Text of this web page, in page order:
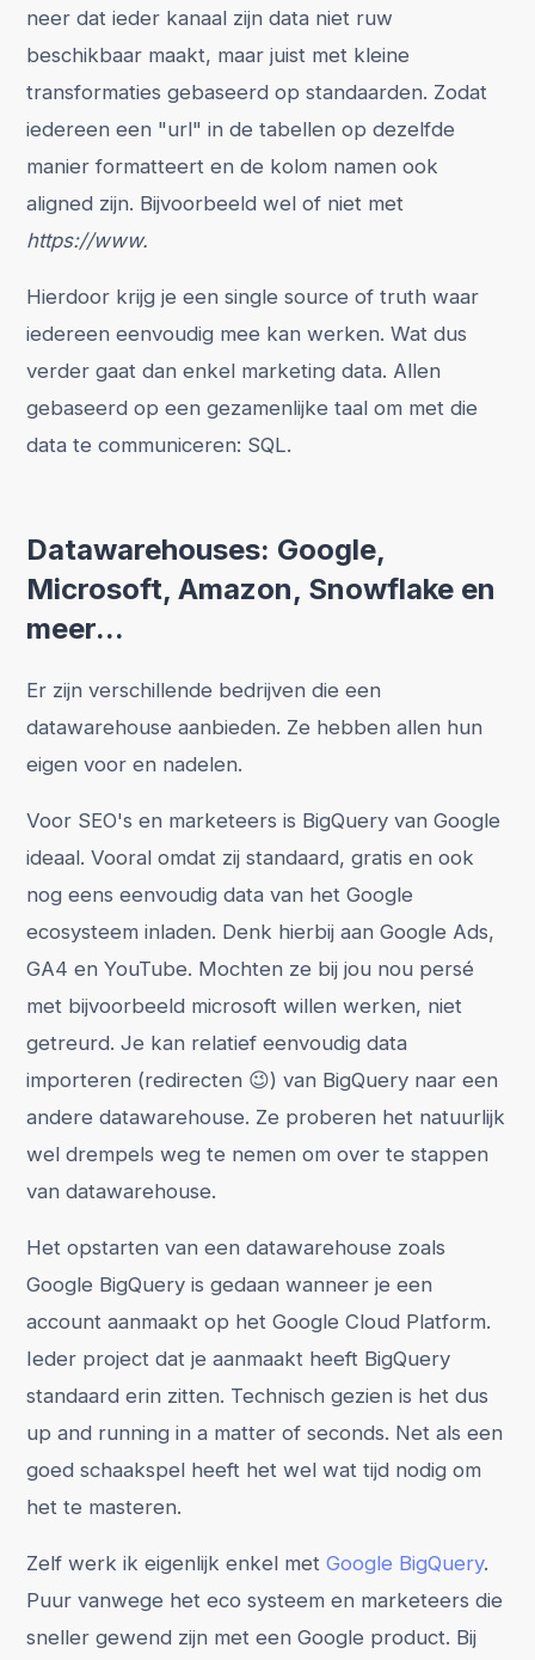
neer dat ieder kanaal zijn data niet ruw
beschikbaar maakt, maar juist met kleine
transformaties gebaseerd op standaarden. Zodat
iedereen een "url" in de tabellen op dezelfde
manier formatteert en de kolom namen ook
aligned zijn. Bijvoorbeeld wel of niet met
https://www.
Hierdoor krijg je een single source of truth waar
iedereen eenvoudig mee kan werken. Wat dus
verder gaat dan enkel marketing data. Allen
gebaseerd op een gezamenlijke taal om met die
data te communiceren: SQL.
Datawarehouses: Google,
Microsoft, Amazon, Snowflake en
meer...
Er zijn verschillende bedrijven die een
datawarehouse aanbieden. Ze hebben allen hun
eigen voor en nadelen.
Voor SEO's en marketeers is BigQuery van Google
ideaal. Vooral omdat zij standaard, gratis en ook
nog eens eenvoudig data van het Google
ecosysteem inladen. Denk hierbij aan Google Ads,
GA4 en YouTube. Mochten ze bij jou nou persé
met bijvoorbeeld microsoft willen werken, niet
getreurd. Je kan relatief eenvoudig data
importeren (redirecten 😉) van BigQuery naar een
andere datawarehouse. Ze proberen het natuurlijk
wel drempels weg te nemen om over te stappen
van datawarehouse.
Het opstarten van een datawarehouse zoals
Google BigQuery is gedaan wanneer je een
account aanmaakt op het Google Cloud Platform.
Ieder project dat je aanmaakt heeft BigQuery
standaard erin zitten. Technisch gezien is het dus
up and running in a matter of seconds. Net als een
goed schaakspel heeft het wel wat tijd nodig om
het te masteren.
Zelf werk ik eigenlijk enkel metGoogle BigQuery.
Puur vanwege het eco systeem en marketeers die
sneller gewend zijn met een Google product. Bij